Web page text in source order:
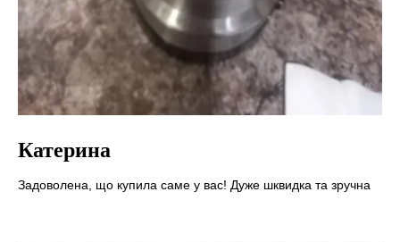
Катерина
Задоволена, що купила саме у вас! Дуже шквидка та зручна